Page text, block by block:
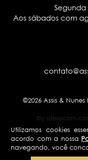
Utilizamos cookies
acordo com a nossa
navegando, você
Segunda
Aos sábados com
©2026 Assis &
by